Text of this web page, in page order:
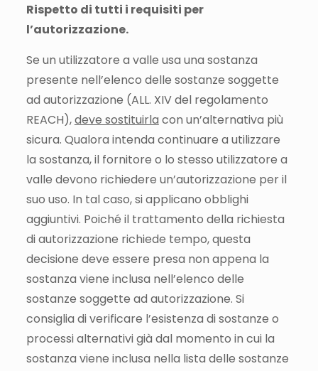
Rispetto di tutti i requisiti per
l’autorizzazione.
Se un utilizzatore a valle usa una sostanza
presente nell’elenco delle sostanze soggette
ad autorizzazione (ALL. XIV del regolamento
REACH),deve sostituirla con un’alternativa più
sicura. Qualora intenda continuare a utilizzare
la sostanza, il fornitore o lo stesso utilizzatore a
valle devono richiedere un’autorizzazione per il
suo uso. In tal caso, si applicano obblighi
aggiuntivi. Poiché il trattamento della richiesta
di autorizzazione richiede tempo, questa
decisione deve essere presa non appena la
sostanza viene inclusa nell’elenco delle
sostanze soggette ad autorizzazione. Si
consiglia di verificare l’esistenza di sostanze o
processi alternativi già dal momento in cui la
sostanza viene inclusa nella lista delle sostanze